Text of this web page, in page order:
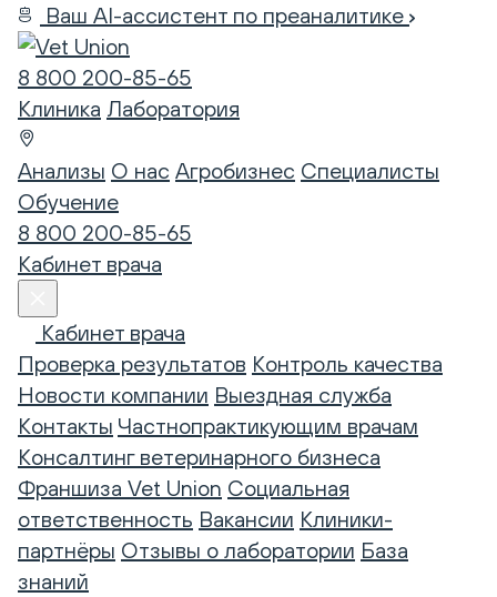
Ваш AI-ассистент по преаналитике
8 800 200-85-65
Клиника Лаборатория
Анализы О нас Агробизнес Специалисты
Обучение
8 800 200-85-65
Кабинет врача
Кабинет врача
Проверка результатов Контроль качества
Новости компании Выездная служба
Контакты Частнопрактикующим врачам
Консалтинг ветеринарного бизнеса
Франшиза Vet Union Социальная
ответственность Вакансии Клиники-
партнёры Отзывы о лаборатории База
знаний